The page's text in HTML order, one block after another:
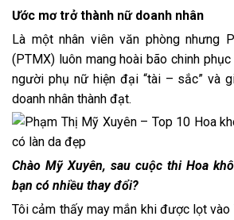
Ước mơ trở thành nữ doanh nhân
Là một nhân viên văn phòng nhưng
(PTMX) luôn mang hoài bão chinh
người phụ nữ hiện đại “tài – sắc” và
doanh nhân thành đạt.
Chào Mỹ Xuyên, sau cuộc thi Hoa
bạn có nhiều thay đổi?
Tôi cảm thấy may mắn khi được lọt